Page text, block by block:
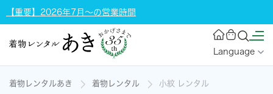
【重要】2026年7月～の営業時間
Language
着物レンタルあき 着物レンタル 小紋 レンタル